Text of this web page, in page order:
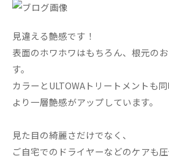
見違える艶感です！
表面のホワホワはもちろん、根元の
す。
カラーとULTOWAトリートメントも同
より一層艶感がアップしています。
見た目の綺麗さだけでなく、
ご自宅でのドライヤーなどのケアも